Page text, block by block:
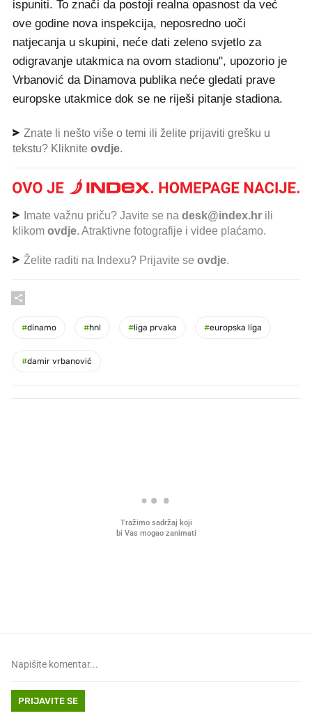
ispuniti. To znači da postoji realna opasnost da već
ove godine nova inspekcija, neposredno uoči
natjecanja u skupini, neće dati zeleno svjetlo za
odigravanje utakmica na ovom stadionu", upozorio je
Vrbanović da Dinamova publika neće gledati prave
europske utakmice dok se ne riješi pitanje stadiona.
Znate li nešto više o temi ili želite prijaviti grešku u
tekstu? Kliknite ovdje.
Imate važnu priču? Javite se na desk@index.hr ili
klikom ovdje. Atraktivne fotografije i videe plaćamo.
Želite raditi na Indexu? Prijavite se ovdje.
#dinamo #hnl #liga prvaka #europska liga
#damir vrbanović
PRIJAVITE SE